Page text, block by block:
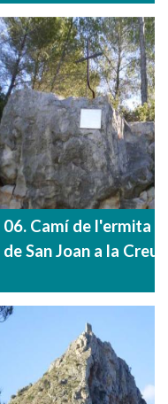
06. Camí de l'ermita
de San Joan a la Creu